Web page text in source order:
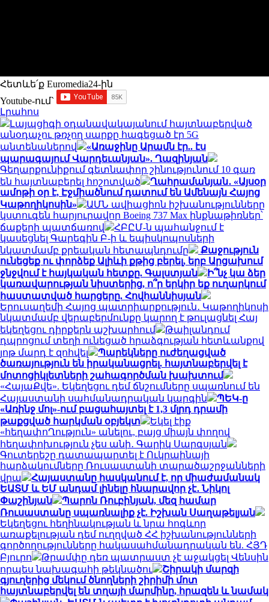
Հետևե՛ք Euromedia24-ին
Youtube-ում`
Լրահոս
Լայպցիգի օդանավակայանում հայտնաբերված
անօդաչու թռչող սարքը հագեցած էր 5G
անտենաներով
«Առաջինը Արամն էր.. էս
պարագայում Վարդեւանյան». Ղազինյան
Գեղարքունիքում գետնափոր շինությունում 10 գառ
են հայտնաբերել հոշոտված
Ղահրամանյան․ «Այսօր
ամոթի օր է, Էջմիածնում դատում են Ամենայն Հայոց
Կաթողիկոսին»
ԱՄՆ ավիացիոն իշխանությունները
կստուգեն հարյուրավոր Boeing 737 Max ինքնաթիռներ՝
ճաքերի պատճառով
ՀԲԸՄ-ն պահանջում է
կասեցնել Գարեգին Բ-ի և եպիսկոպոսների
նկատմամբ քրեական հետապնդումը
Քաջություն
ունեցեք ու փորձեք Ալիևի քթից բերել, երբ Արցախում
ջնջվում է հայկական հետքը. Գալստյան
Ի՞նչ կա ձեր
կառավարության նիստերից, ո՞ր երկիր եք ուղարկում
հաստատված հարցերը. Հովհաննիսյան
Երուսաղեմի Հայոց պատրիարքություն․ Կաթողիկոսի
նկատմամբ վերաբերմունքը կարող է թուլացնել Հայ
եկեղեցու դիրքերն աշխարհում
Թաիլանդում
դպրոցում տեղի ունեցած հրաձգության հետևանքով
յոթ մարդ է զոհվել
Պարեկները ուժեղացված
ծառայություն են իրականացրել. հայտնաբերվել է
մոտոցիկլետների շահագործման խախտում
«ՀայաՔվե». Եկեղեցու դեմ ճնշումները սպառնում են
Հայաստանի սահմանադրական կարգին
ՊԵԿ-ը
«Առինջ մոլ»-ում բացահայտել է 1,3 մլրդ դրամի
թաքցված հարկման օբյեկտ
Եկել էիք
«հեղափոՂություն» անելու, բայց միայն փողով
հեղափոխություն չես անի․ Գարիկ Սարգսյան
Գուտերեշը դատապարտել է Ուկրաինայի
հարձակումները Ռուսաստանի տարածաշրջանների
վրա
Հայաստանը հասկանում է, որ միաժամանակ
ԵԱՏՄ և ԵՄ անդամ լինելը հնարավոր չէ․ Նիկոլ
Փաշինյան
Պարոն Ռուբինյան, մեզ համար
Ռուսաստանը սպառնալիք չէ. Իշխան Սաղաթելյան
Եկեղեցու հեղինակության և նրա հոգևոր
առաքելության դեմ ուղղված ՀՀ իշխանությունների
գործողությունները հակասահմանադրական են. ՀՅԴ
Բյուրո
Թրամփը դեռ պատրաստ չէ աջակցել Վենսին
որպես նախագահի թեկնածու
Շիրակի մարզի
գյուղերից մեկում ծնողների շիրիմի մոտ
հայտնաբերվել են տղայի մարմինը, հրազեն և նամակ